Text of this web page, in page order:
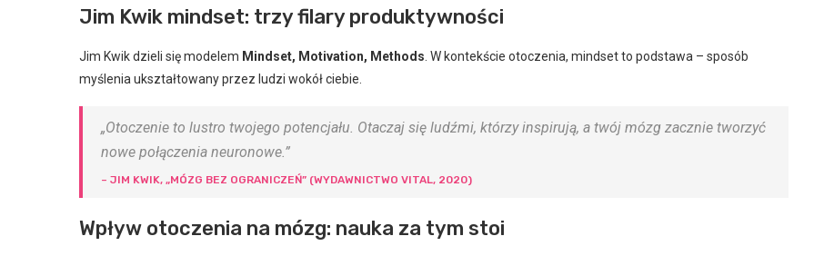
Jim Kwik mindset: trzy filary produktywności
Jim Kwik dzieli się modelem Mindset, Motivation, Methods . W kontekście otoczenia, mindset to podstawa – sposób
myślenia ukształtowany przez ludzi wokół ciebie.
„Otoczenie to lustro twojego potencjału. Otaczaj się ludźmi, którzy inspirują, a twój mózg zacznie tworzyć
nowe połączenia neuronowe.”
– JIM KWIK, „MÓZG BEZ OGRANICZEŃ” (WYDAWNICTWO VITAL, 2020)
Wpływ otoczenia na mózg: nauka za tym stoi